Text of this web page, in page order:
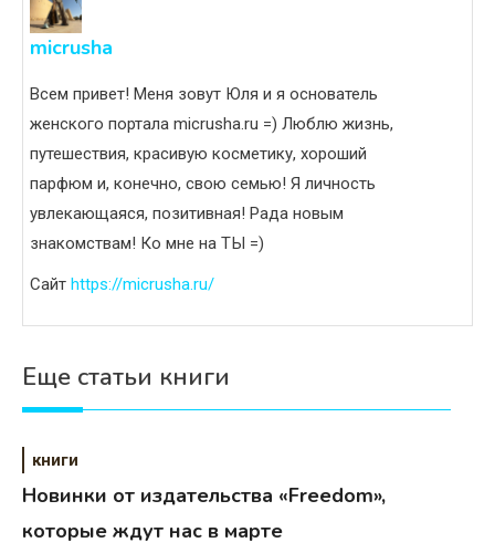
micrusha
Всем привет! Меня зовут Юля и я основатель
женского портала micrusha.ru =) Люблю жизнь,
путешествия, красивую косметику, хороший
парфюм и, конечно, свою семью! Я личность
увлекающаяся, позитивная! Рада новым
знакомствам! Ко мне на ТЫ =)
Сайт https://micrusha.ru/
Еще статьи книги
книги
Новинки от издательства «Freedom»,
которые ждут нас в марте